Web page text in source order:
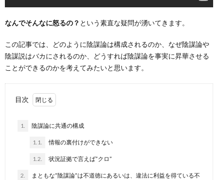
なんでそんなに怒るの？ という素直な疑問が湧いてきます。
この記事では、どのように陰謀論は構成されるのか、なぜ陰謀論や
陰謀説はバカにされるのか、どうすれば陰謀論を事実に昇華させる
ことができるのかを考えてみたいと思います。
目次
1. 陰謀論に共通の構成
1.1. 情報の裏付けができない
1.2. 状況証拠で言えば”クロ”
2.
まともな”陰謀論”は不道徳にあるいは、違法に利益を得ている不